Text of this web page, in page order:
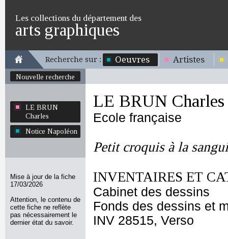
Les collections du département des
arts graphiques
Recherche sur : Oeuvres Artistes
Nouvelle recherche
LE BRUN
Charles
Notice Napoléon
Mise à jour de la fiche
17/03/2026
Attention, le contenu de
cette fiche ne reflète
pas nécessairement le
dernier état du savoir.
LE BRUN Charles
Ecole française
Petit croquis à la
INVENTAIRES ET
Cabinet des dessins
Fonds des dessins et
INV 28515, Verso